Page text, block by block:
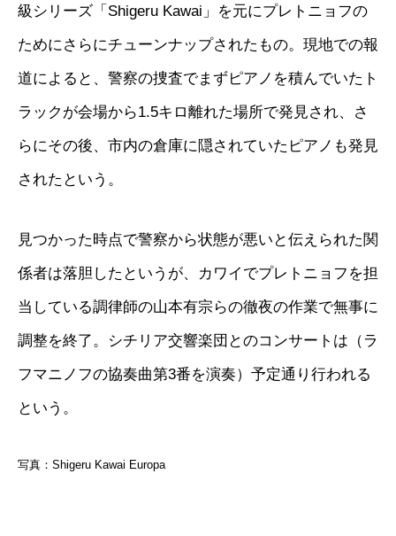
級シリーズ「Shigeru Kawai」を元にプレトニョフの
ためにさらにチューンナップされたもの。現地での報
道によると、警察の捜査でまずピアノを積んでいたト
ラックが会場から1.5キロ離れた場所で発見され、さ
らにその後、市内の倉庫に隠されていたピアノも発見
されたという。
見つかった時点で警察から状態が悪いと伝えられた関
係者は落胆したというが、カワイでプレトニョフを担
当している調律師の山本有宗らの徹夜の作業で無事に
調整を終了。シチリア交響楽団とのコンサートは（ラ
フマニノフの協奏曲第3番を演奏）予定通り行われる
という。
写真：Shigeru Kawai Europa